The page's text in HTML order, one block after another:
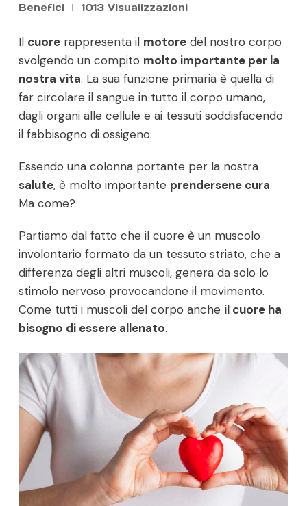
Benefici
1013 Visualizzazioni
Il cuore rappresenta il motore del nostro corpo
svolgendo un compito molto importante per la
nostra vita. La sua funzione primaria è quella di
far circolare il sangue in tutto il corpo umano,
dagli organi alle cellule e ai tessuti soddisfacendo
il fabbisogno di ossigeno.
Essendo una colonna portante per la nostra
salute, è molto importante prendersene cura.
Ma come?
Partiamo dal fatto che il cuore è un muscolo
involontario formato da un tessuto striato, che a
differenza degli altri muscoli, genera da solo lo
stimolo nervoso provocandone il movimento.
Come tutti i muscoli del corpo anche il cuore ha
bisogno di essere allenato.